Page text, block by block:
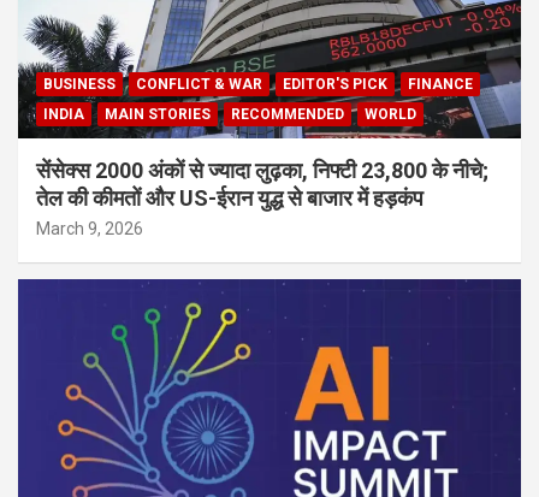
BUSINESS CONFLICT & WAR EDITOR'S PICK
FINANCE
INDIA
MAIN STORIES RECOMMENDED WORLD
सेंसेक्स 2000 अंकों से ज्यादा लुढ़का, निफ्टी 23,800 के नीचे;
तेल की कीमतों और US-ईरान युद्ध से बाजार में हड़कंप
March 9, 2026